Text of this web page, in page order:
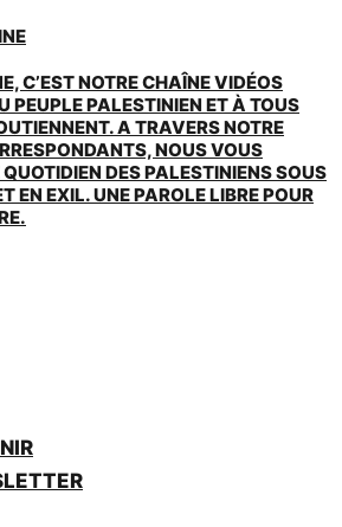
C’EST NOTRE CHAÎNE VIDÉOS
PEUPLE PALESTINIEN ET À TOUS
A TRAVERS NOTRE
NOUS VOUS
DES PALESTINIENS SOUS
EN EXIL. UNE PAROLE LIBRE POUR